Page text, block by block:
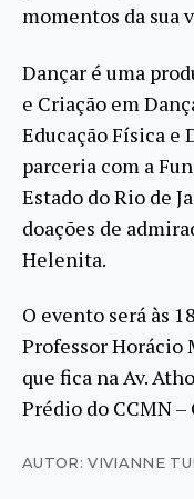
momentos da sua
Dançar é uma
e Criação em
Educação Física e
parceria com a
Estado do Rio de
doações de
Helenita.
O evento será às
Professor Horácio
que fica na Av.
Prédio do CCMN
AUTOR: VIVIANNE